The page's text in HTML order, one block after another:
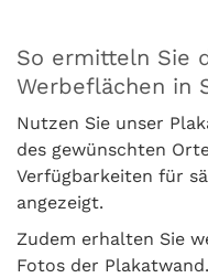
So ermitteln Sie
Werbeflächen in
Nutzen Sie unser
des gewünschten
Verfügbarkeiten für
angezeigt.
Zudem erhalten Sie
Fotos der